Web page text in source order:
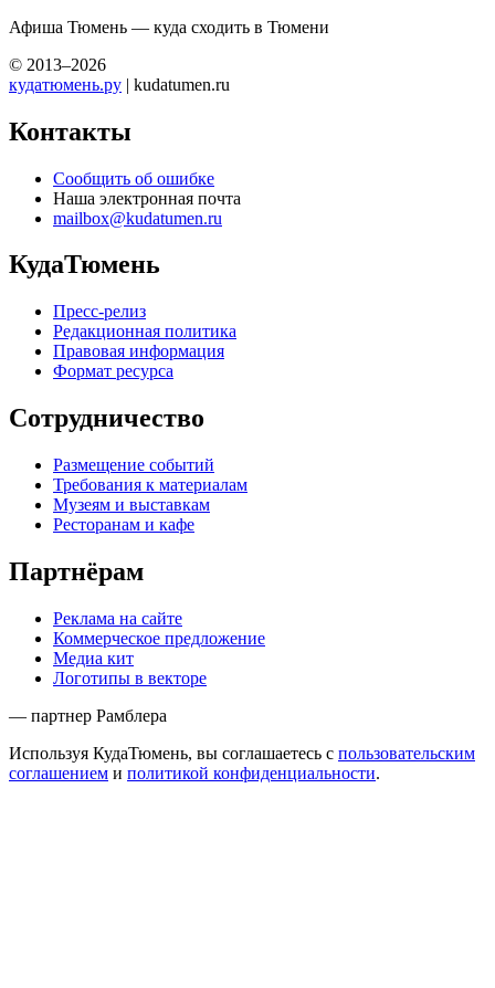
Афиша Тюмень — куда сходить в Тюмени
© 2013–2026
кудатюмень.ру | kudatumen.ru
Контакты
Сообщить об ошибке
Наша электронная почта
mailbox@kudatumen.ru
КудаТюмень
Пресс-релиз
Редакционная политика
Правовая информация
Формат ресурса
Сотрудничество
Размещение событий
Требования к материалам
Музеям и выставкам
Ресторанам и кафе
Партнёрам
Реклама на сайте
Коммерческое предложение
Медиа кит
Логотипы в векторе
— партнер Рамблера
Используя КудаТюмень, вы соглашаетесь с пользовательским
соглашением и политикой конфиденциальности.